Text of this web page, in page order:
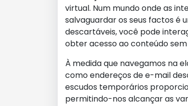
virtual. Num mundo onde as
salvaguardar os seus factos é
descartáveis, você pode
obter acesso ao conteúdo
À medida que navegamos na
como endereços de e-mail
escudos temporários
permitindo-nos alcançar as